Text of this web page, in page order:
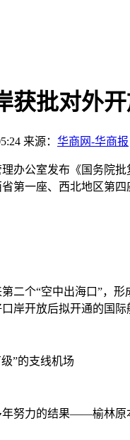
获批对外
来源： 华商网-华商报
公室发布《国务院批
第一座、西北地区第四
个“空中出海口”，形
岸开放后拟开通的国际
”的支线机场
力的结果——榆林原本